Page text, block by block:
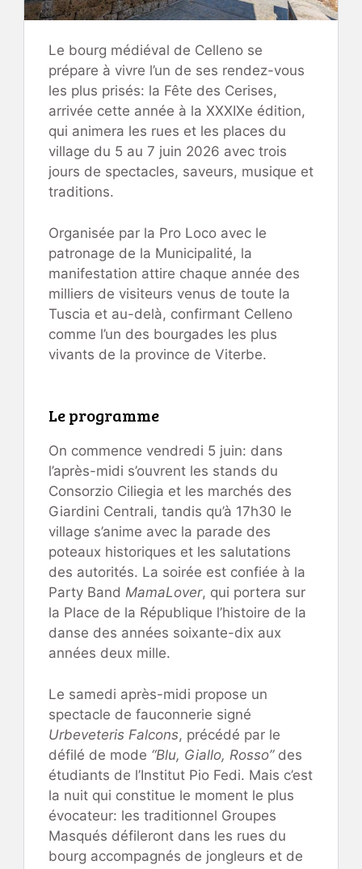
Le bourg médiéval de Celleno se
prépare à vivre l’un de ses rendez-vous
les plus prisés: la Fête des Cerises,
arrivée cette année à la XXXIXe édition,
qui animera les rues et les places du
village du 5 au 7 juin 2026 avec trois
jours de spectacles, saveurs, musique et
traditions.
Organisée par la Pro Loco avec le
patronage de la Municipalité, la
manifestation attire chaque année des
milliers de visiteurs venus de toute la
Tuscia et au-delà, confirmant Celleno
comme l’un des bourgades les plus
vivants de la province de Viterbe.
Le programme
On commence vendredi 5 juin: dans
l’après-midi s’ouvrent les stands du
Consorzio Ciliegia et les marchés des
Giardini Centrali, tandis qu’à 17h30 le
village s’anime avec la parade des
poteaux historiques et les salutations
des autorités. La soirée est confiée à la
Party Band MamaLover, qui portera sur
la Place de la République l’histoire de la
danse des années soixante-dix aux
années deux mille.
Le samedi après-midi propose un
spectacle de fauconnerie signé
Urbeveteris Falcons, précédé par le
défilé de mode “Blu, Giallo, Rosso”des
étudiants de l’Institut Pio Fedi. Mais c’est
la nuit qui constitue le moment le plus
évocateur: les traditionnel Groupes
Masqués défileront dans les rues du
bourg accompagnés de jongleurs et de